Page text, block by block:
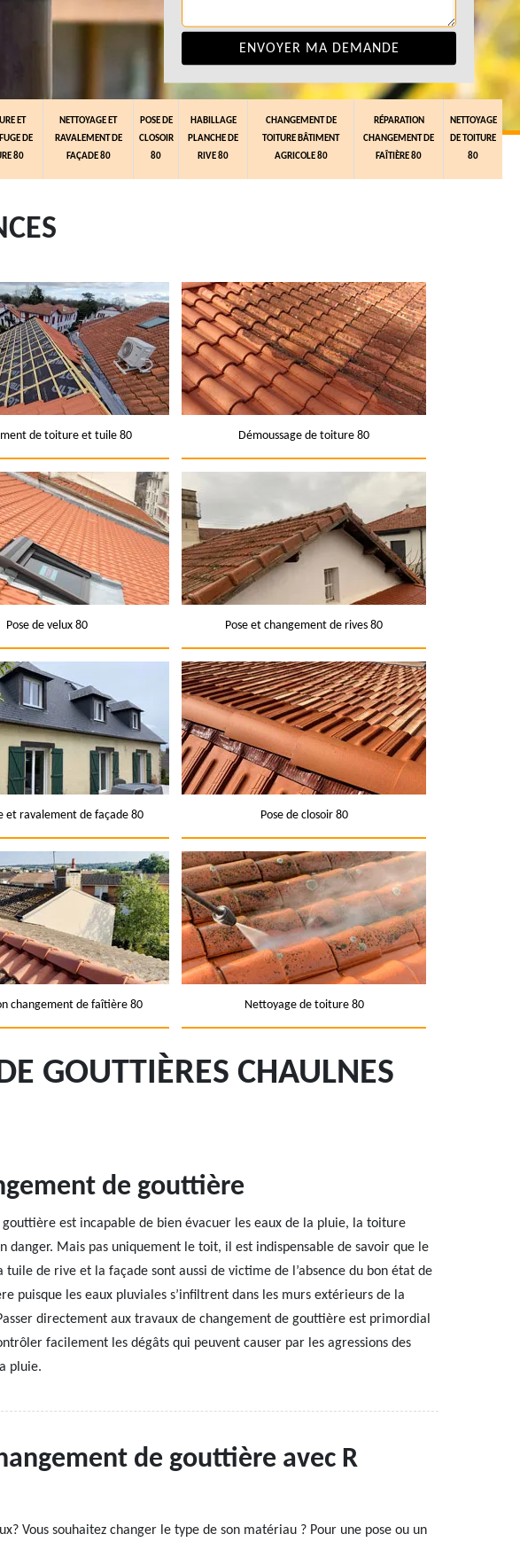
ET
DE
80
NETTOYAGE ET
RAVALEMENT DE
FAÇADE 80
POSE DE
CLOSOIR
80
HABILLAGE
PLANCHE DE
RIVE 80
CHANGEMENT DE
TOITURE BÂTIMENT
AGRICOLE 80
RÉPARATION
CHANGEMENT DE
FAÎTIÈRE 80
NETTOYAGE
DE TOITURE
80
de toiture et tuile 80 Démoussage de toiture 80
Pose de velux 80 Pose et changement de rives 80
et ravalement de façade 80 Pose de closoir 80
changement de faîtière 80 Nettoyage de toiture 80
GOUTTIÈRES CHAULNES
de gouttière
gouttière est incapable de bien évacuer les eaux de la pluie, la toiture
danger. Mais pas uniquement le toit, il est indispensable de savoir que le
tuile de rive et la façade sont aussi de victime de l’absence du bon état de
puisque les eaux pluviales s’infiltrent dans les murs extérieurs de la
directement aux travaux de changement de gouttière est primordial
facilement les dégâts qui peuvent causer par les agressions des
pluie.
de gouttière avec R
Vous souhaitez changer le type de son matériau ? Pour une pose ou un